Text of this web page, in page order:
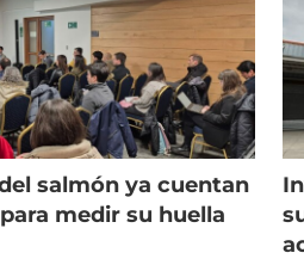
salmón ya cuentan
medir su huella